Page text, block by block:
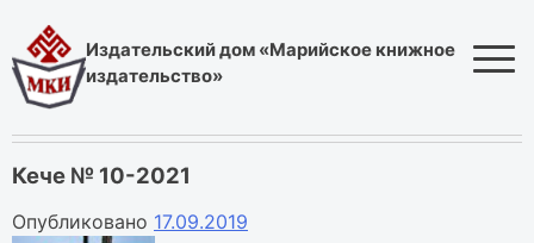
to
content
Издательский дом «Марийское книжное
издательство»
Кече № 10-2021
Опубликовано 17.09.2019